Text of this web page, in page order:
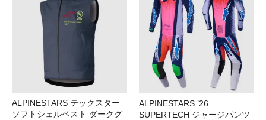
ALPINESTARS テックスター
ソフトシェルベスト ダークグ
ALPINESTARS ’26
SUPERTECH ジャージパンツ